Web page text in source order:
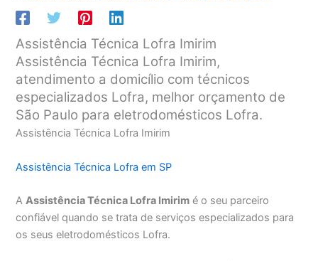
Assistência Técnica Lofra Imirim
Assistência Técnica Lofra Imirim,
atendimento a domicílio com técnicos
especializados Lofra, melhor orçamento de
São Paulo para eletrodomésticos Lofra.
Assistência Técnica Lofra Imirim
Assistência Técnica Lofra em SP
AAssistência Técnica Lofra Imirim é o seu parceiro
confiável quando se trata de serviços especializados para
os seus eletrodomésticos Lofra.